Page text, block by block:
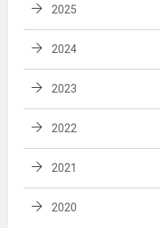
2025
2024
2023
2022
2021
2020